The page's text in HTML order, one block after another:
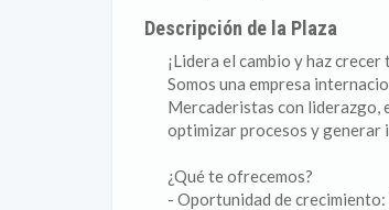
Descripción de la Plaza
¡Lidera el cambio y haz
Somos una empresa
Mercaderistas con liderazgo,
optimizar procesos y generar
¿Qué te ofrecemos?
- Oportunidad de crecimiento: